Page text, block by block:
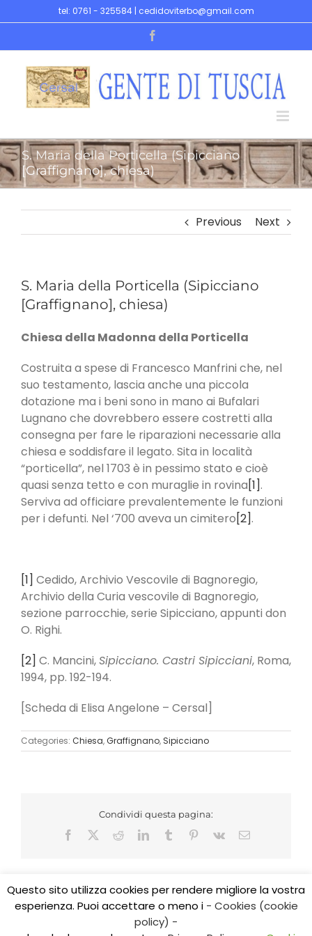
to
tel: 0761 - 325584 | cedidoviterbo@gmail.com
S. Maria della Porticella (Sipicciano
[Graffignano], chiesa)
Previous Next
S. Maria della Porticella (Sipicciano
[Graffignano], chiesa)
Chiesa della Madonna della Porticella
Costruita a spese di Francesco Manfrini che, nel
suo testamento, lascia anche una piccola
dotazione ma i beni sono in mano ai Bufalari
Lugnano che dovrebbero essere costretti alla
consegna per fare le riparazioni necessarie alla
chiesa e soddisfare il legato. Sita in località
“porticella”, nel 1703 è in pessimo stato e cioè
quasi senza tetto e con muraglie in rovina[1].
Serviva ad officiare prevalentemente le funzioni
per i defunti. Nel ‘700 aveva un cimitero[2].
[1] Cedido, Archivio Vescovile di Bagnoregio,
Archivio della Curia vescovile di Bagnoregio,
sezione parrocchie, serie Sipicciano, appunti don
O. Righi.
[2] C. Mancini,Sipicciano. Castri Sipicciani, Roma,
1994, pp. 192-194.
[Scheda di Elisa Angelone – Cersal]
Categories: Chiesa,Graffignano, Sipicciano
Condividi questa pagina:
Facebook
RedditLinkedInTumblr Pinterest
Vk Email
Copyright 2017 CEDIDO v.2.3 | All Rights Reserved | Tel.
0761/325584
Questo sito utilizza cookies per rendere migliore la vostra
esperienza. Puoi accettare o meno i - Cookies (cookie
policy) -